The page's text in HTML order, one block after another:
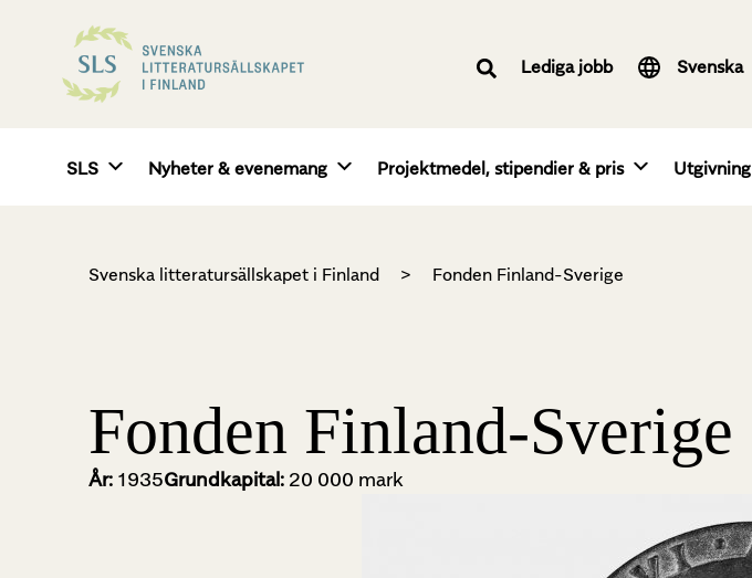
Lediga jobb Svenska
English
SLS Nyheter & evenemang Projektmedel, stipendier & pris Utgivning
Svenska litteratursällskapet i Finland > Fonden Finland-Sverige
Fonden Finland-Sverige
År: 1935Grundkapital: 20 000 mark